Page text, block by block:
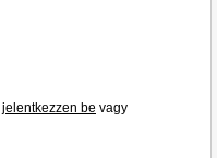
jelentkezzen be vagy